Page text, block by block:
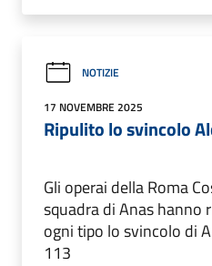
NOTIZIE
17 NOVEMBRE 2025
Ripulito lo svincolo
Gli operai della Roma
squadra di Anas hanno
ogni tipo lo svincolo di
113